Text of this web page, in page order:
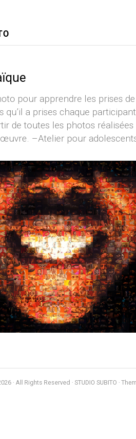
pour apprendre les prises
qu’il a prises chaque
de toutes les photos
–Atelier pour
· All Rights Reserved · STUDIO SUBITO ·